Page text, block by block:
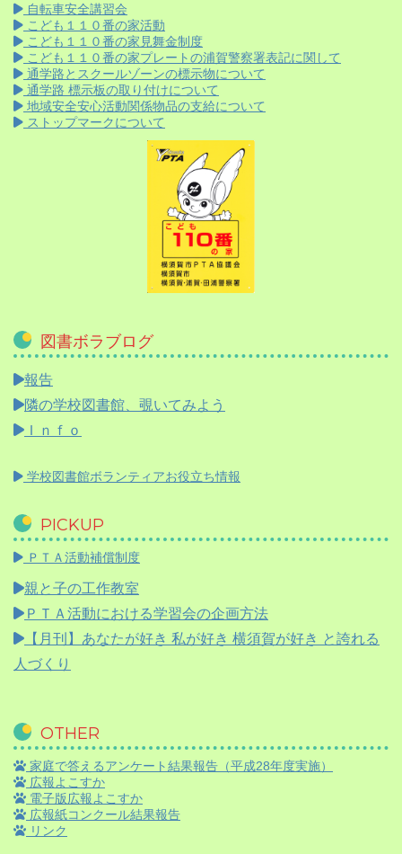
自転車安全講習会
こども１１０番の家活動
こども１１０番の家見舞金制度
こども１１０番の家プレートの浦賀警察署表記に関して
通学路とスクールゾーンの標示物について
通学路 標示板の取り付けについて
地域安全安心活動関係物品の支給について
ストップマークについて
図書ボラブログ
報告
隣の学校図書館、覗いてみよう
Ｉｎｆｏ
学校図書館ボランティアお役立ち情報
PICKUP
ＰＴＡ活動補償制度
親と子の工作教室
ＰＴＡ活動における学習会の企画方法
【月刊】 あなたが好き 私が好き 横須賀が好き と誇れる
人づくり
OTHER
家庭で答えるアンケート結果報告（平成28年度実施）
広報よこすか
電子版広報よこすか
広報紙コンクール結果報告
リンク